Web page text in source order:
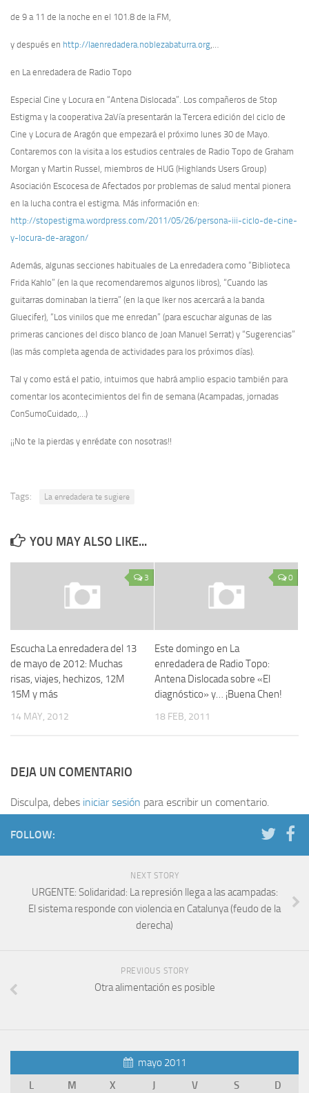
de 9 a 11 de la noche en el 101.8 de la FM,
y después en http://laenredadera.noblezabaturra.org,…
en La enredadera de Radio Topo
Especial Cine y Locura en “Antena Dislocada”. Los compañeros de Stop
Estigma y la cooperativa 2aVía presentarán la Tercera edición del ciclo de
Cine y Locura de Aragón que empezará el próximo lunes 30 de Mayo.
Contaremos con la visita a los estudios centrales de Radio Topo de Graham
Morgan y Martin Russel, miembros de HUG (Highlands Users Group)
Asociación Escocesa de Afectados por problemas de salud mental pionera
en la lucha contra el estigma. Más información en:
http://stopestigma.wordpress.com/2011/05/26/persona-iii-ciclo-de-cine-
y-locura-de-aragon/
Además, algunas secciones habituales de La enredadera como “Biblioteca
Frida Kahlo” (en la que recomendaremos algunos libros), “Cuando las
guitarras dominaban la tierra” (en la que Iker nos acercará a la banda
Gluecifer), “Los vinilos que me enredan” (para escuchar algunas de las
primeras canciones del disco blanco de Joan Manuel Serrat) y “Sugerencias”
(las más completa agenda de actividades para los próximos días).
Tal y como está el patio, intuimos que habrá amplio espacio también para
comentar los acontecimientos del fin de semana (Acampadas, jornadas
ConSumoCuidado,…)
¡¡No te la pierdas y enrédate con nosotras!!
Tags: La enredadera te sugiere
YOU MAY ALSO LIKE...
3
Escucha La enredadera del 13
de mayo de 2012: Muchas
risas, viajes, hechizos, 12M
15M y más
14 MAY, 2012
0
Este domingo en La
enredadera de Radio Topo:
Antena Dislocada sobre «El
diagnóstico» y… ¡Buena Chen!
18 FEB, 2011
DEJA UN COMENTARIO
Disculpa, debes iniciar sesión para escribir un comentario.
FOLLOW:
NEXT STORY
URGENTE: Solidaridad: La represión llega a las acampadas:
El sistema responde con violencia en Catalunya (feudo de la
derecha)
PREVIOUS STORY
Otra alimentación es posible
mayo 2011
L
M X J V S D